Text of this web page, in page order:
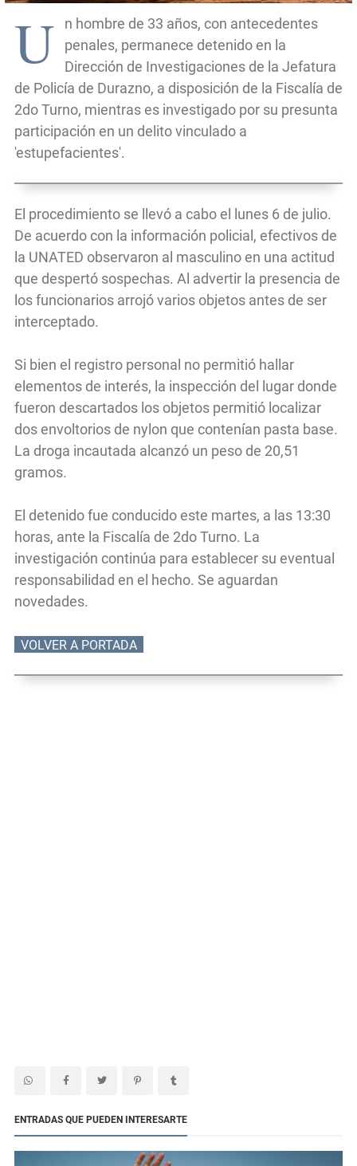
U
n hombre de 33 años, con antecedentes
penales, permanece detenido en la
Dirección de Investigaciones de la Jefatura
de Policía de Durazno, a disposición de la Fiscalía de
2do Turno, mientras es investigado por su presunta
participación en un delito vinculado a
'estupefacientes'.
El procedimiento se llevó a cabo el lunes 6 de julio.
De acuerdo con la información policial, efectivos de
la UNATED observaron al masculino en una actitud
que despertó sospechas. Al advertir la presencia de
los funcionarios arrojó varios objetos antes de ser
interceptado.
Si bien el registro personal no permitió hallar
elementos de interés, la inspección del lugar donde
fueron descartados los objetos permitió localizar
dos envoltorios de nylon que contenían pasta base.
La droga incautada alcanzó un peso de 20,51
gramos.
El detenido fue conducido este martes, a las 13:30
horas, ante la Fiscalía de 2do Turno. La
investigación continúa para establecer su eventual
responsabilidad en el hecho. Se aguardan
novedades.
VOLVER A PORTADA
ENTRADAS QUE PUEDEN INTERESARTE